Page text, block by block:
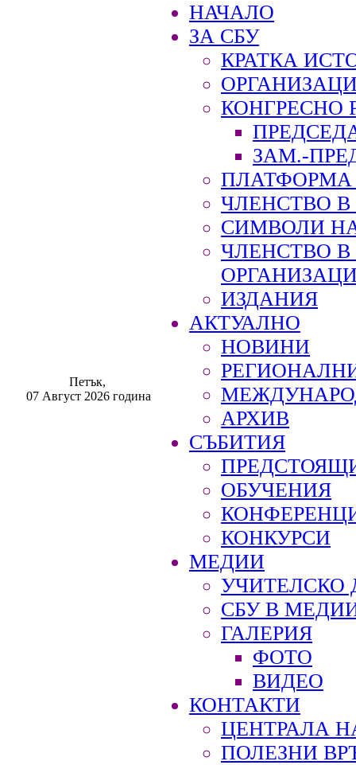
Петък,
07 Август 2026 година
НАЧАЛО
ЗА СБУ
КРАТКА
КОНГРЕСНО
ЗАМ.-
ПЛАТФОРМА
ЧЛЕНСТВО В
СИМВОЛИ
ЧЛЕНСТВО
ИЗДАНИЯ
АКТУАЛНО
НОВИНИ
АРХИВ
СЪБИТИЯ
ОБУЧЕНИЯ
КОНКУРСИ
МЕДИИ
УЧИТЕЛСКО
СБУ В
ГАЛЕРИЯ
ФОТО
ВИДЕО
КОНТАКТИ
ЦЕНТРАЛА
ПОЛЕЗНИ